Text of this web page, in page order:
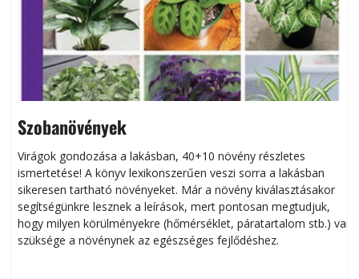
Szobanövények
Virágok gondozása a lakásban, 40+10 növény részletes
ismertetése! A könyv lexikonszerűen veszi sorra a lakásban
sikeresen tart­ha­tó növényeket. Már a növény kiválasztásakor
segítségünkre lesznek a leírások, mert pontosan megtudjuk,
hogy milyen körülményekre (hőmérséklet, páratartalom stb.) van
szüksége a növénynek az egészséges fejlődéshez.